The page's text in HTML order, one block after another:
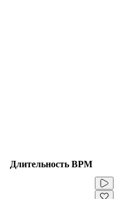
Длительность BPM